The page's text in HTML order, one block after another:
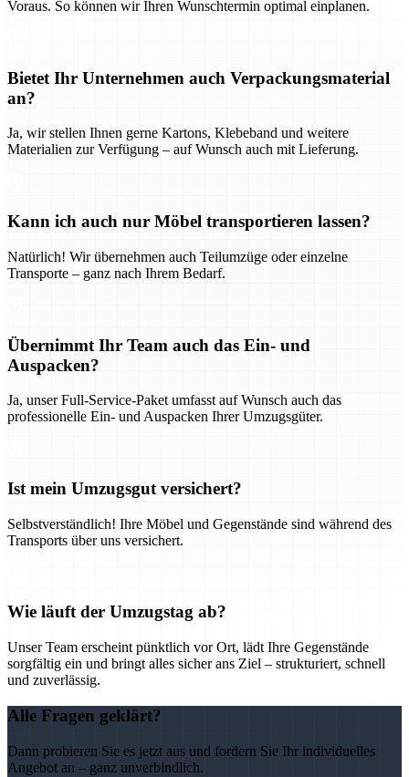
Voraus. So können wir Ihren Wunschtermin optimal einplanen.
Bietet Ihr Unternehmen auch Verpackungsmaterial
an?
Ja, wir stellen Ihnen gerne Kartons, Klebeband und weitere
Materialien zur Verfügung – auf Wunsch auch mit Lieferung.
Kann ich auch nur Möbel transportieren lassen?
Natürlich! Wir übernehmen auch Teilumzüge oder einzelne
Transporte – ganz nach Ihrem Bedarf.
Übernimmt Ihr Team auch das Ein- und
Auspacken?
Ja, unser Full-Service-Paket umfasst auf Wunsch auch das
professionelle Ein- und Auspacken Ihrer Umzugsgüter.
Ist mein Umzugsgut versichert?
Selbstverständlich! Ihre Möbel und Gegenstände sind während des
Transports über uns versichert.
Wie läuft der Umzugstag ab?
Unser Team erscheint pünktlich vor Ort, lädt Ihre Gegenstände
sorgfältig ein und bringt alles sicher ans Ziel – strukturiert, schnell
und zuverlässig.
Alle Fragen geklärt?
Dann probieren Sie es jetzt aus und fordern Sie Ihr individuelles
Angebot an – ganz unverbindlich.